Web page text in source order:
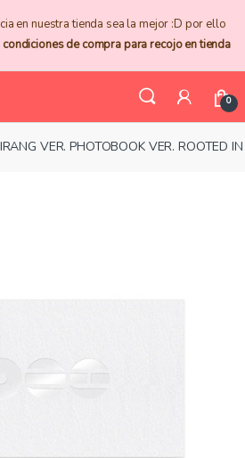
en nuestra tienda sea la mejor :D por ello
condiciones de compra para recojo en tienda
0
VER. PHOTOBOOK VER. ROOTED